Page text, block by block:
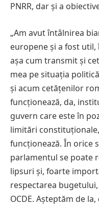
PNRR, dar și a
„Am avut întâlnirea
europene și a fost
așa cum transmit și
mea pe situația
și acum cetățenilor
funcționează, da,
guvern care este în
limitări
funcționează. În orice
parlamentul se poate
lipsuri și, foarte
respectarea bugetului,
OCDE. Așteptăm de